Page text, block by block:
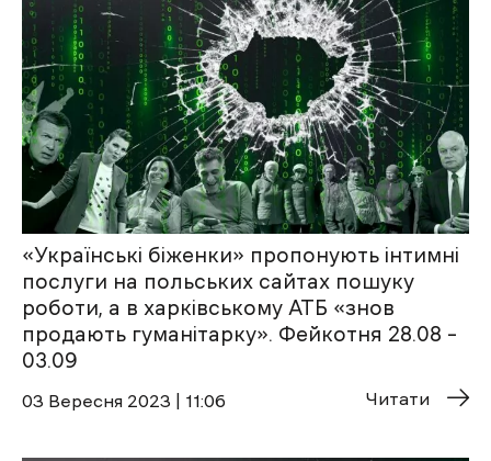
«Українські біженки» пропонують інтимні
послуги на польських сайтах пошуку
роботи, а в харківському АТБ «знов
продають гуманітарку». Фейкотня 28.08 –
03.09
03 Вересня 2023 | 11:06 Читати